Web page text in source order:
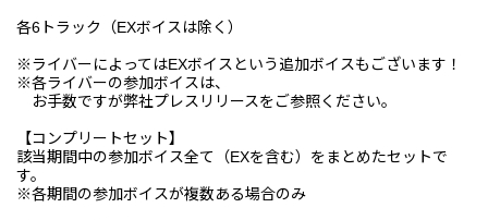
各6トラック（EXボイスは除く）
※ライバーによってはEXボイスという追加ボイスもございます！
※各ライバーの参加ボイスは、
お手数ですが弊社プレスリリースをご参照ください。
【コンプリートセット】
該当期間中の参加ボイス全て（EXを含む）をまとめたセットで
す。
※各期間の参加ボイスが複数ある場合のみ